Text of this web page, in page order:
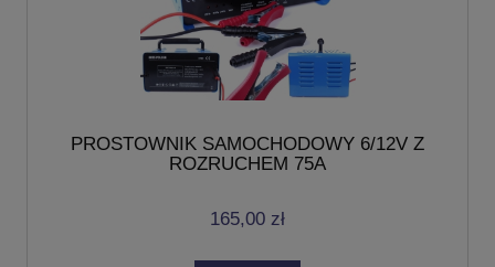
PROSTOWNIK SAMOCHODOWY 6/12V Z
ROZRUCHEM 75A
165,00 zł